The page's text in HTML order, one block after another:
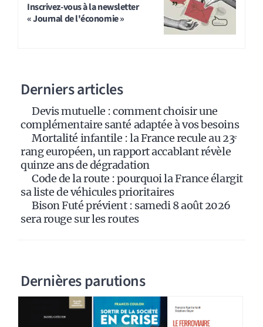
Inscrivez-vous à la newsletter
« Journal de l'économie »
Derniers articles
Devis mutuelle : comment choisir une
complémentaire santé adaptée à vos besoins
Mortalité infantile : la France recule au 23ᵉ
rang européen, un rapport accablant révèle
quinze ans de dégradation
Code de la route : pourquoi la France élargit
sa liste de véhicules prioritaires
Bison Futé prévient : samedi 8 août 2026
sera rouge sur les routes
Dernières parutions